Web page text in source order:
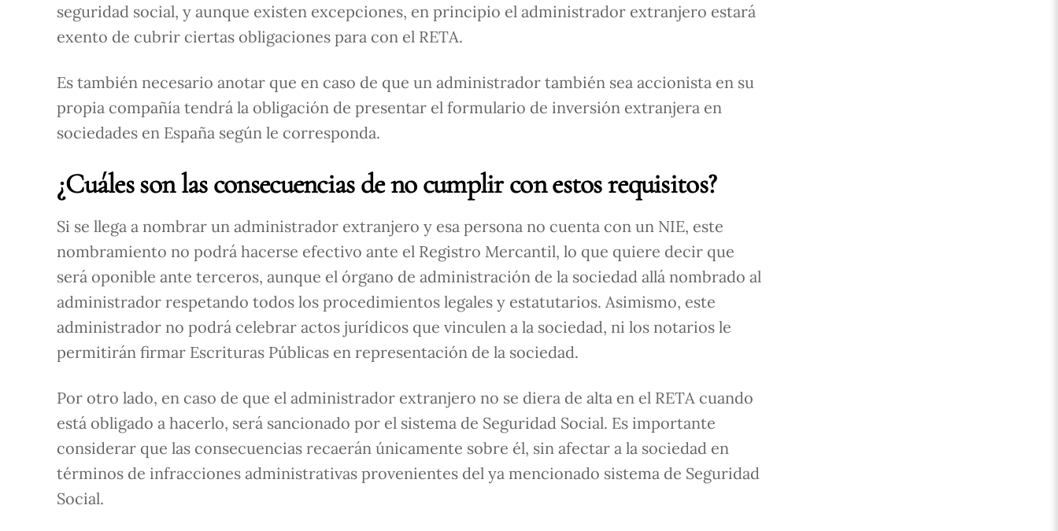
seguridad social, y aunque existen excepciones, en principio el administrador extranjero estará
exento de cubrir ciertas obligaciones para con el RETA.
Es también necesario anotar que en caso de que un administrador también sea accionista en su
propia compañía tendrá la obligación de presentar el formulario de inversión extranjera en
sociedades en España según le corresponda.
¿Cuáles son las consecuencias de no cumplir con estos requisitos?
Si se llega a nombrar un administrador extranjero y esa persona no cuenta con un NIE, este
nombramiento no podrá hacerse efectivo ante el Registro Mercantil, lo que quiere decir que
será oponible ante terceros, aunque el órgano de administración de la sociedad allá nombrado al
administrador respetando todos los procedimientos legales y estatutarios. Asimismo, este
administrador no podrá celebrar actos jurídicos que vinculen a la sociedad, ni los notarios le
permitirán firmar Escrituras Públicas en representación de la sociedad.
Por otro lado, en caso de que el administrador extranjero no se diera de alta en el RETA cuando
está obligado a hacerlo, será sancionado por el sistema de Seguridad Social. Es importante
considerar que las consecuencias recaerán únicamente sobre él, sin afectar a la sociedad en
términos de infracciones administrativas provenientes del ya mencionado sistema de Seguridad
Social.